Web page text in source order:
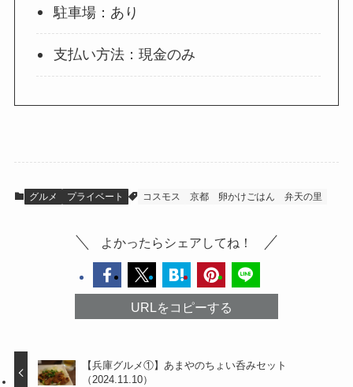
駐車場：あり
支払い方法：現金のみ
グルメ プライベート コスモス 京都 卵かけごはん 弁天の里
よかったらシェアしてね！
URLをコピーする
【兵庫グルメ①】あまやのちょい呑みセット
（2024.11.10）